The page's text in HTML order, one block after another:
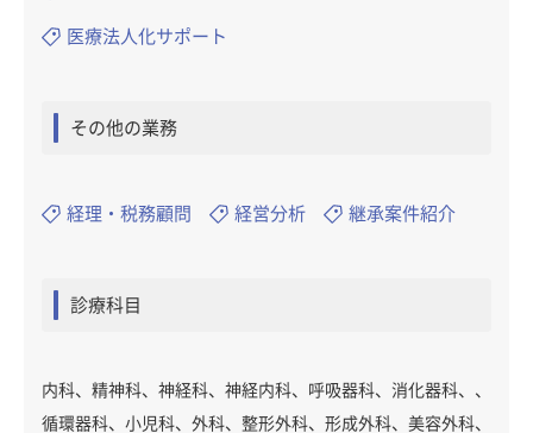
医療法人化サポート
その他の業務
経理・税務顧問 経営分析 継承案件紹介
診療科目
内科、精神科、神経科、神経内科、呼吸器科、消化器科、、
循環器科、小児科、外科、整形外科、形成外科、美容外科、